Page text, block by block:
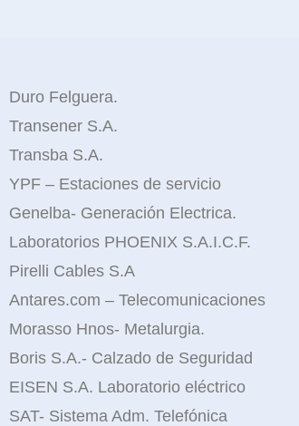
Duro Felguera.
Transener S.A.
Transba S.A.
YPF – Estaciones de servicio
Genelba- Generación Electrica.
Laboratorios PHOENIX S.A.I.C.F.
Pirelli Cables S.A
Antares.com – Telecomunicaciones
Morasso Hnos- Metalurgia.
Boris S.A.- Calzado de Seguridad
EISEN S.A. Laboratorio eléctrico
SAT- Sistema Adm. Telefónica